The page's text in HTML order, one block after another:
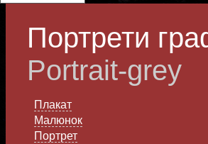
Портрети
Portrait-grey
Плакат
Малюнок
Портрет